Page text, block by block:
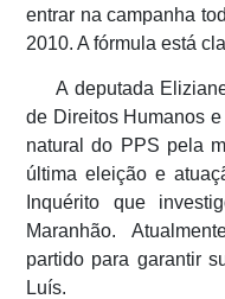
entrar na campanha
2010. A fórmula está
A deputada Eliziane
de Direitos Humanos
natural do PPS pela
última eleição e
Inquérito que
Maranhão.
partido para garantir
Luís.